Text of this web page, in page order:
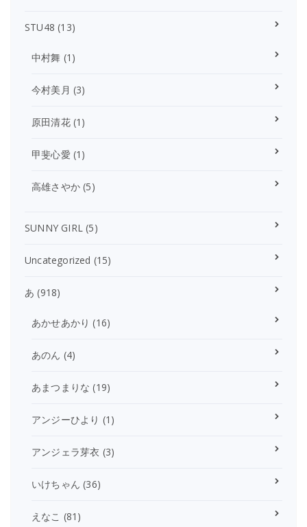
STU48 (13)
中村舞 (1)
今村美月 (3)
原田清花(1)
甲斐心愛 (1)
高雄さやか (5)
SUNNY GIRL (5)
Uncategorized (15)
あ (918)
あかせあかり (16)
あのん (4)
あまつまりな (19)
アンジーひより (1)
アンジェラ芽衣 (3)
いけちゃん (36)
えなこ (81)